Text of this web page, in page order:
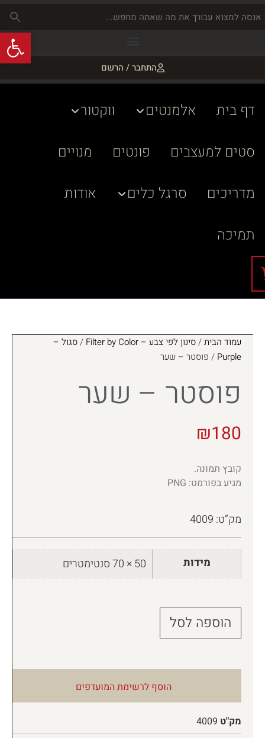
התחבר / הרשם
דף בית אלמנטים
ווקטור
סטים למעצבים
פונטים
מנויים
מדריכים
סרגל כלים
אודות
תמיכה
עמוד הבית/סינון לפי צבע – Filter by Color /סגול –
Purple / פוסטר – שער
פוסטר – שער
₪180
קובץ תמונה.
מגיע בפורמט: PNG
מק”ט: 4009
מידות 50 × 70 סנטימטרים
הוספה לסל
הוסף לרשימת המועדפים
מק"ט 4009